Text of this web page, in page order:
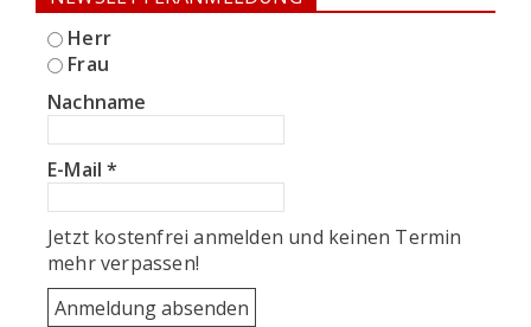
Herr
Frau
Nachname
E-Mail*
Jetzt kostenfrei anmelden und keinen Termin
mehr verpassen!